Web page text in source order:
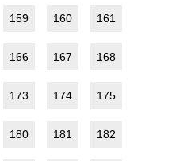
159 160 161
166 167 168
173 174 175
180 181 182